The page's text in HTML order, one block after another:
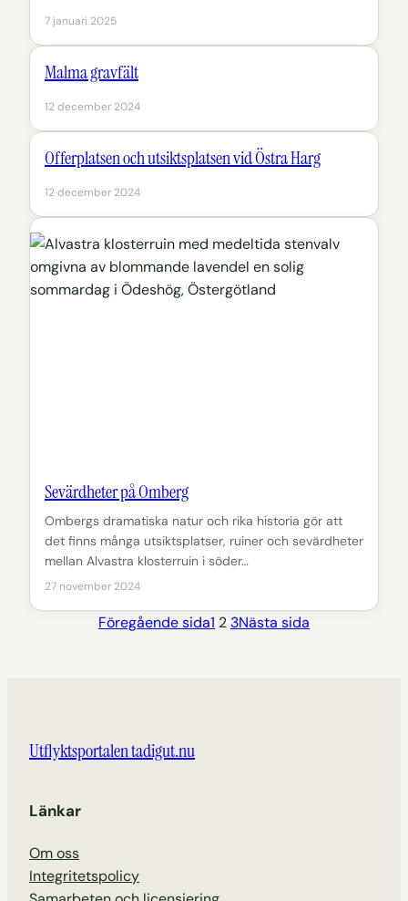
7 januari 2025
Malma gravfält
12 december 2024
Offerplatsen och utsiktsplatsen vid Östra Harg
12 december 2024
Sevärdheter på Omberg
Ombergs dramatiska natur och rika historia gör att
det finns många utsiktsplatser, ruiner och sevärdheter
mellan Alvastra klosterruin i söder…
27 november 2024
Föregående sida1 2 3Nästa sida
Utflyktsportalen tadigut.nu
Länkar
Om oss
Integritetspolicy